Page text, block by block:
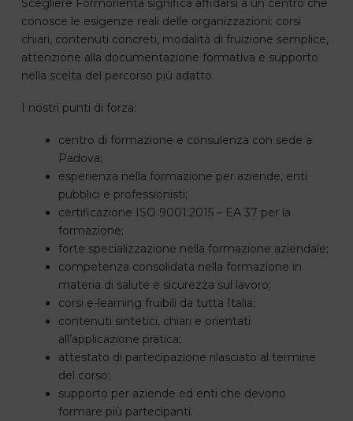
Scegliere Formorienta significa affidarsi a un centro che
conosce le esigenze reali delle organizzazioni: corsi
chiari, contenuti concreti, modalità di fruizione semplice,
attenzione alla documentazione formativa e supporto
nella scelta del percorso più adatto.
I nostri punti di forza:
centro di formazione e consulenza con sede a
Padova;
esperienza nella formazione per aziende, enti
pubblici e professionisti;
certificazione ISO 9001:2015 – EA 37 per la
formazione;
forte specializzazione nella formazione aziendale;
competenza consolidata nella formazione in
materia di salute e sicurezza sul lavoro;
corsi e-learning fruibili da tutta Italia;
contenuti sintetici, chiari e orientati
all’applicazione pratica;
attestato di partecipazione rilasciato al termine
del corso;
supporto per aziende ed enti che devono
formare più partecipanti.